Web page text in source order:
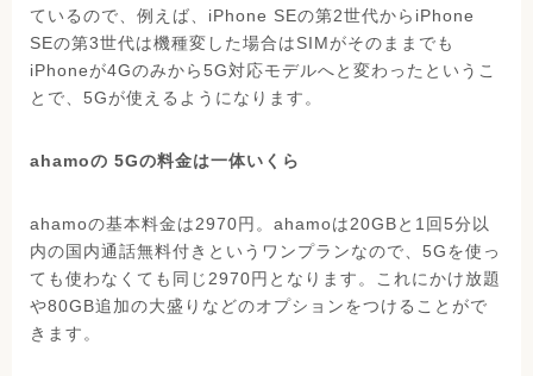
ているので、例えば、iPhone SEの第2世代からiPhone
SEの第3世代は機種変した場合はSIMがそのままでも
iPhoneが4Gのみから5G対応モデルへと変わったというこ
とで、5Gが使えるようになります。
ahamoの 5Gの料金は一体いくら
ahamoの基本料金は2970円。ahamoは20GBと1回5分以
内の国内通話無料付きというワンプランなので、5Gを使っ
ても使わなくても同じ2970円となります。これにかけ放題
や80GB追加の大盛りなどのオプションをつけることがで
きます。